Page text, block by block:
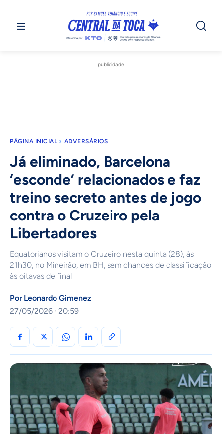
publicidade
PÁGINA INICIAL ADVERSÁRIOS
Já eliminado, Barcelona
‘esconde’ relacionados e faz
treino secreto antes de jogo
contra o Cruzeiro pela
Libertadores
Equatorianos visitam o Cruzeiro nesta quinta (28), às
21h30, no Mineirão, em BH, sem chances de classificação
às oitavas de final
Por Leonardo Gimenez
27/05/2026 · 20:59